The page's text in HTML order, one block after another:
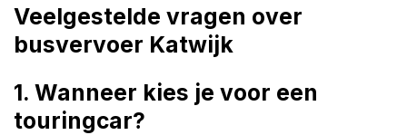
Veelgestelde vragen over
busvervoer Katwijk
1. Wanneer kies je voor een
touringcar?